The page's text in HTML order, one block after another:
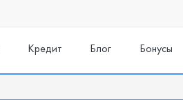
Кредит Блог Бонусы